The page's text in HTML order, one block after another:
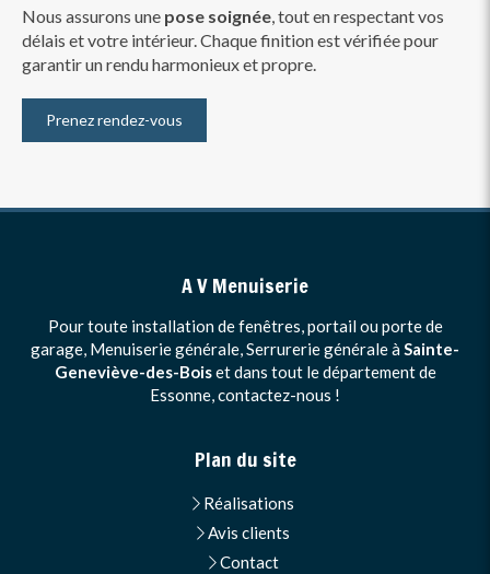
Nous assurons une pose soignée, tout en respectant vos
délais et votre intérieur. Chaque finition est vérifiée pour
garantir un rendu harmonieux et propre.
Prenez rendez-vous
A V Menuiserie
Pour toute installation de fenêtres, portail ou porte de
garage, Menuiserie générale, Serrurerie générale àSainte-
Geneviève-des-Boiset dans tout le département de
Essonne, contactez-nous !
Plan du site
Réalisations
Avis clients
Contact